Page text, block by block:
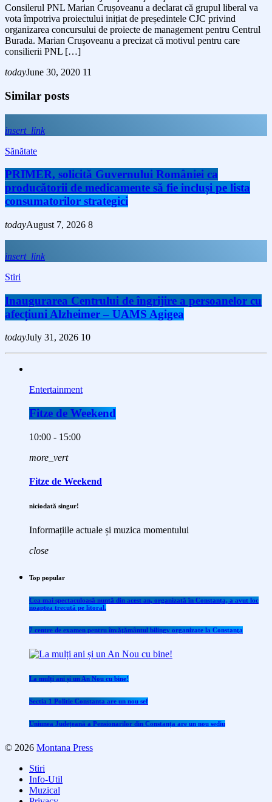
Consilerul PNL Marian Crușoveanu a declarat că grupul liberal va
vota împotriva proiectului inițiat de președintele CJC privind
organizarea concursului de proiecte de management pentru Centrul
Burada. Marian Cruşoveanu a precizat că motivul pentru care
consilierii PNL […]
todayJune 30, 2020 11
Similar posts
insert_link
Sănătate
PRIMER, solicită Guvernului României ca
producătorii de medicamente să fie incluși pe lista
consumatorilor strategici
todayAugust 7, 2026 8
insert_link
Stiri
Inaugurarea Centrului de îngrijire a persoanelor cu
afecțiuni Alzheimer – UAMS Agigea
todayJuly 31, 2026 10
Entertainment
Fitze de Weekend
10:00 - 15:00
more_vert
Fitze de Weekend
niciodată singur!
Informațiile actuale și muzica momentului
close
Top popular
Cea mai spectaculoasă nuntă din acest an, organizată în Constanța, a avut loc
noaptea trecută pe litoral.
7 centre de examen pentru învăţământul bilingv organizate la Constanţa
La mulți ani și un An Nou cu bine!
Sectia 1 Politie Constanta are un nou sef
Uniunea Județeană a Pensionarilor din Constanța are un nou sediu
© 2026 Montana Press
Stiri
Info-Util
Muzical